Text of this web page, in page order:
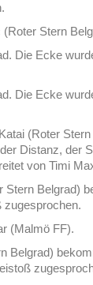
Stern
Die Ecke
Die Ecke
(Roter
Distanz, der
von Timi
Stern Belgrad)
zugesprochen.
(Malmö FF).
Belgrad)